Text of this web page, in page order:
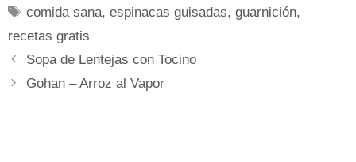
comida sana,espinacas guisadas,guarnición,
recetas gratis
Sopa de Lentejas con Tocino
Gohan – Arroz al Vapor